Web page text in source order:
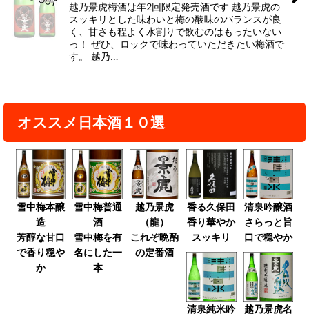
越乃景虎梅酒は年2回限定発売酒です 越乃景虎の
スッキリとした味わいと梅の酸味のバランスが良
く、甘さも程よく水割りで飲むのはもったいない
っ！ ぜひ、ロックで味わっていただきたい梅酒で
す。 越乃…
オススメ日本酒１０選
雪中梅本醸
造
芳醇な甘口
で香り穏や
か
雪中梅普通
酒
雪中梅を有
名にした一
本
越乃景虎
（龍）
これぞ晩酌
の定番酒
香る久保田
香り華やか
スッキリ
清泉吟醸酒
さらっと旨
口で穏やか
清泉純米吟
越乃景虎名